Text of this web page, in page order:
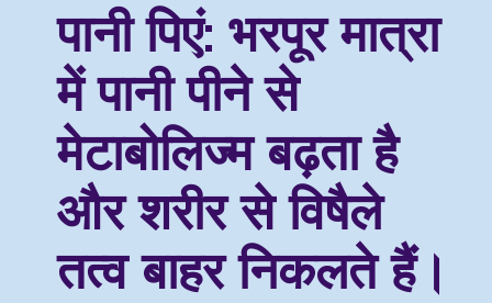
पानी पिएं: भरपूर मात्रा
में पानी पीने से
मेटाबोलिज्म बढ़ता है
और शरीर से विषैले
तत्व बाहर निकलते हैं।